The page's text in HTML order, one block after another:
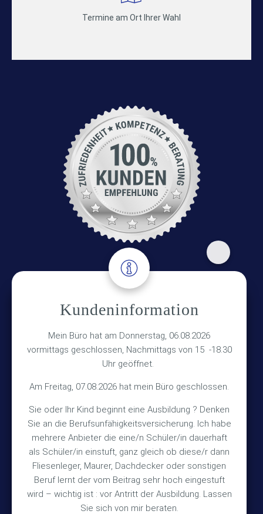
Kundeninformation
Mein Büro hat am Donnerstag, 06.08.2026
vormittags geschlossen, Nachmittags von 15 -18.30
Uhr geöffnet.
Am Freitag, 07.08.2026 hat mein Büro geschlossen.
Sie oder Ihr Kind beginnt eine Ausbildung ? Denken
Sie an die Berufsunfähigkeitsversicherung. Ich habe
mehrere Anbieter die eine/n Schüler/in dauerhaft
als Schüler/in einstuft, ganz gleich ob diese/r dann
Fliesenleger, Maurer, Dachdecker oder sonstigen
Beruf lernt der vom Beitrag sehr hoch eingestuft
wird – wichtig ist : vor Antritt der Ausbildung. Lassen
Sie sich von mir beraten.
Termine am Ort Ihrer Wahl
Adresse
Hinterkampstr.1a
30890 Barsinghausen
TEL +49 (5105) 1811
FAX +49 (5105) 2720
vmh1a@web.de
Bürozeiten